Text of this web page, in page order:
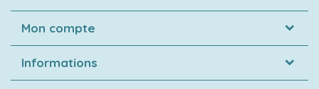
Mon compte
Informations